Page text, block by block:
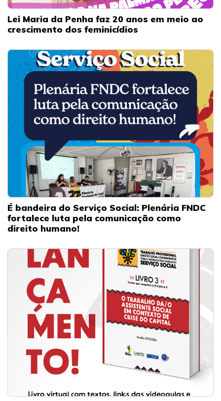
Lei Maria da Penha faz 20 anos em meio ao
crescimento dos feminicídios
É bandeira do Serviço Social: Plenária FNDC
fortalece luta pela comunicação como
direito humano!